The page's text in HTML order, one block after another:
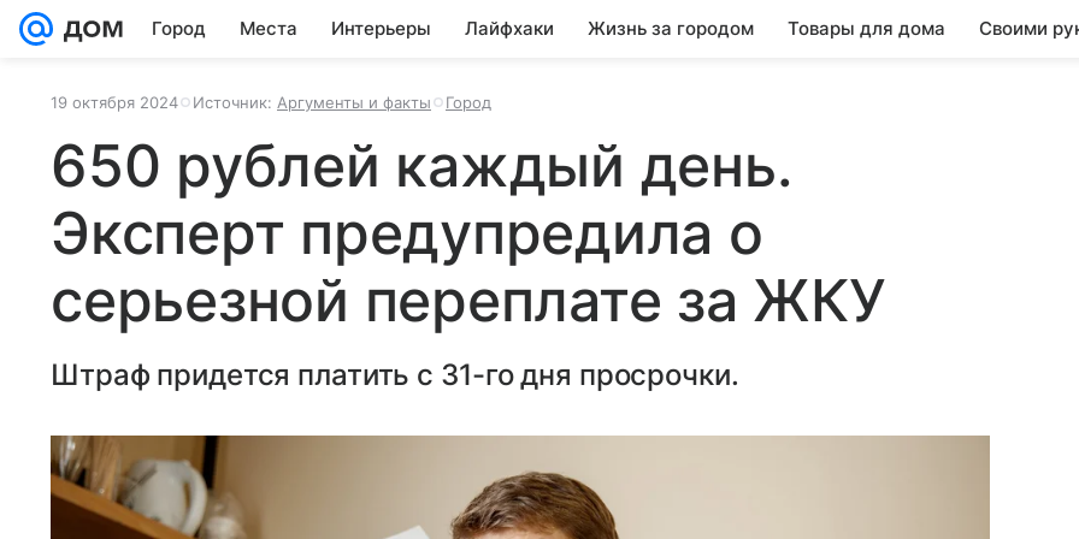
Город Места Интерьеры Лайфхаки Жизнь за городом Товары для дома Своими
19 октября 2024 Источник: Аргументы и факты Город
650 рублей каждый день.
Эксперт предупредила о
серьезной переплате за ЖКУ
Штраф придется платить с 31-го дня просрочки.